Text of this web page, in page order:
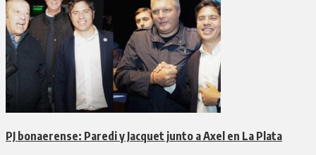
PJ bonaerense: Paredi y Jacquet junto a Axel en La Plata